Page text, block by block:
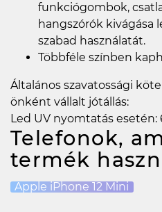
funkciógombok,
hangszórók kivágása
szabad használatát.
Többféle színben
Általános szavatossági
önként vállalt jótállás:
Led UV nyomtatás esetén:
Telefonok,
termék
Apple iPhone 12 Mini